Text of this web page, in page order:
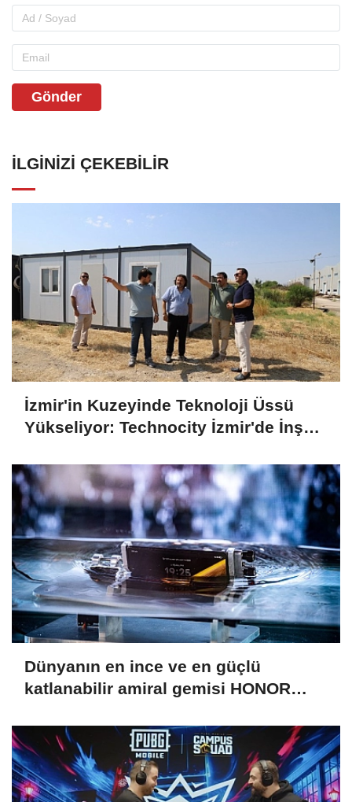
Gönder
İLGINIZI ÇEKEBILIR
İzmir'in Kuzeyinde Teknoloji Üssü
Yükseliyor: Technocity İzmir'de İnşaat
Dünyanın en ince ve en güçlü
katlanabilir amiral gemisi HONOR